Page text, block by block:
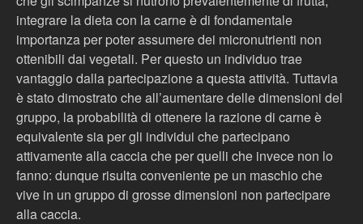
integrare la dieta con la carne è di fondamentale
importanza per poter assumere dei micronutrienti non
ottenibili dai vegetali. Per questo un individuo trae
vantaggio dalla partecipazione a questa attività. Tuttavia
è stato dimostrato che all’aumentare delle dimensioni del
gruppo, la probabilità di ottenere la razione di carne è
equivalente sia per gli individui che partecipano
attivamente alla caccia che per quelli che invece non lo
fanno: dunque risulta conveniente pe un maschio che
vive in un gruppo di grosse dimensioni non partecipare
alla caccia.